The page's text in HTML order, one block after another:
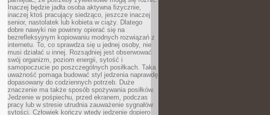
Inaczej będzie jadła osoba aktywna fizycznie,
inaczej ktoś pracujący siedząco, jeszcze inaczej
senior, nastolatek lub kobieta w ciąży. Dlatego
dobre nawyki nie powinny opierać się na
bezrefleksyjnym kopiowaniu modnych rozwiązań z
internetu. To, co sprawdza się u jednej osoby, nie
musi działać u innej. Rozsądniej jest obserwować
swój organizm, poziom energii, sytość i
samopoczucie po poszczególnych posiłkach. Taka
uważność pomaga budować styl jedzenia naprawdę
dopasowany do codziennych potrzeb. Duże
znaczenie ma także sposób spożywania posiłków.
Jedzenie w pośpiechu, przed ekranem, podczas
pracy lub w stresie utrudnia zauważenie sygnałów
sytości. Człowiek kończy wtedy jedzenie dopiero